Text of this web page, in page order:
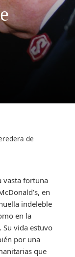
de
vasta fortuna
en
indeleble
en la
Su vida estuvo
por una
que